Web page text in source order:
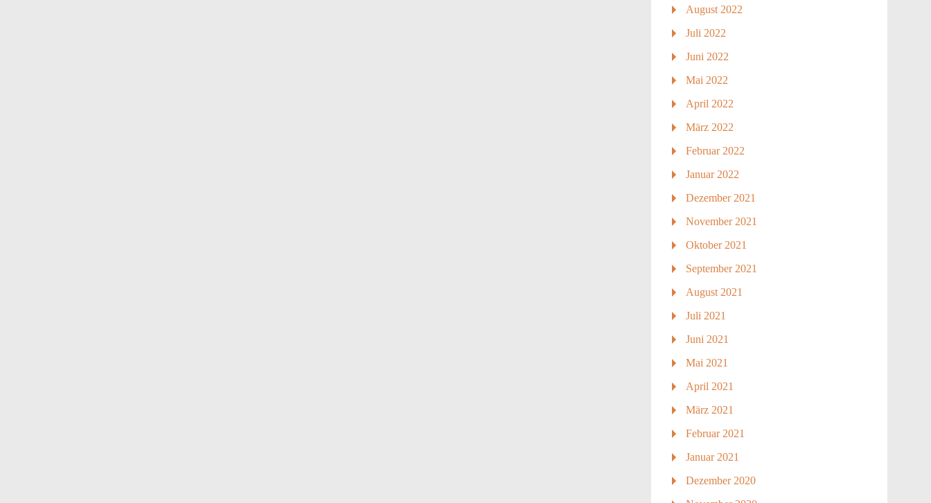
August 2022
Juli 2022
Juni 2022
Mai 2022
April 2022
März 2022
Februar 2022
Januar 2022
Dezember 2021
November 2021
Oktober 2021
September 2021
August 2021
Juli 2021
Juni 2021
Mai 2021
April 2021
März 2021
Februar 2021
Januar 2021
Dezember 2020